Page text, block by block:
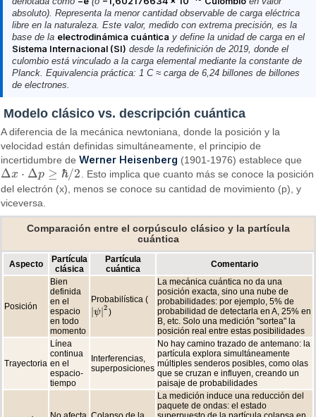
absoluto). Representa la menor cantidad observable de carga eléctrica
libre en la naturaleza. Este valor, medido con extrema precisión, es la
base de la electrodinámica cuántica y define la unidad de carga en el
Sistema Internacional (SI) desde la redefinición de 2019, donde el
culombio está vinculado a la carga elemental mediante la constante de
Planck. Equivalencia práctica: 1 C ≈ carga de 6,24 billones de billones
de electrones.
Modelo clásico vs. descripción cuántica
A diferencia de la mecánica newtoniana, donde la posición y la
velocidad están definidas simultáneamente, el principio de
incertidumbre deWerner Heisenberg (1901-1976) establece que
Δx ⋅ Δp ≥ ℏ/2
Δx⋅Δ p ≥ℏ/2
. Esto implica que cuanto más se conoce la posición
del electrón (x), menos se conoce su cantidad de movimiento (p), y
viceversa.
Comparación entre el corpúsculo clásico y la partícula
cuántica
Aspecto
Partícula
clásica
Partícula
cuántica
Comentario
Posición
Bien
definida
en el
espacio
en todo
momento
Probabilística (
ψ 2
ψ| 2 )
La mecánica cuántica no da una
posición exacta, sino una nube de
probabilidades: por ejemplo, 5% de
probabilidad de detectarla en A, 25% en
B, etc. Solo una medición "sortea" la
posición real entre estas posibilidades
Trayectoria
Línea
continua
en el
espacio-
tiempo
Interferencias,
superposiciones
No hay camino trazado de antemano: la
partícula explora simultáneamente
múltiples senderos posibles, como olas
que se cruzan e influyen, creando un
paisaje de probabilidades
La medición induce una reducción del
paquete de ondas: el estado